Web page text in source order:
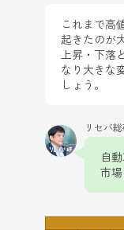
これまで高
起きたのが
上昇・下落
なり大きな
しょう。
リセバ
自
市